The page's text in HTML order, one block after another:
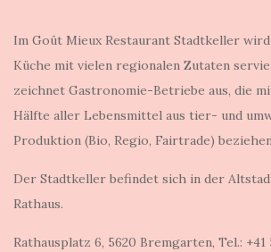
Im Goût Mieux Restaurant Stadtkeller wird
Küche mit vielen regionalen Zutaten
zeichnet Gastronomie-Betriebe aus, die
Hälfte aller Lebensmittel aus tier- und
Produktion (Bio, Regio, Fairtrade)
Der Stadtkeller befindet sich in der
Rathaus.
Rathausplatz 6, 5620 Bremgarten, Tel.: +41